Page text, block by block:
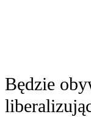
Będzie